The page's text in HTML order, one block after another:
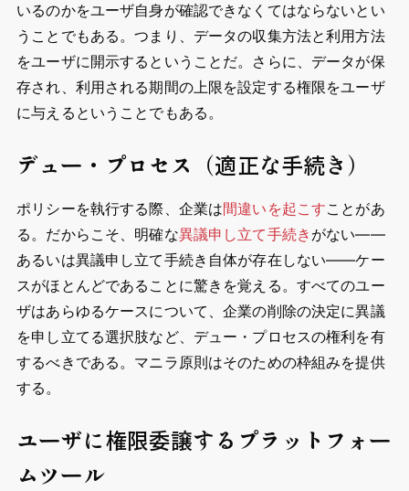
いるのかをユーザ自身が確認できなくてはならないとい
うことでもある。つまり、データの収集方法と利用方法
をユーザに開示するということだ。さらに、データが保
存され、利用される期間の上限を設定する権限をユーザ
に与えるということでもある。
デュー・プロセス（適正な手続き）
ポリシーを執行する際、企業は間違いを起こすことがあ
る。だからこそ、明確な異議申し立て手続き がない――
あるいは異議申し立て手続き自体が存在しない――ケー
スがほとんどであることに驚きを覚える。すべてのユー
ザはあらゆるケースについて、企業の削除の決定に異議
を申し立てる選択肢など、デュー・プロセスの権利を有
するべきである。マニラ原則はそのための枠組みを提供
する。
ユーザに権限委譲するプラットフォー
ムツール